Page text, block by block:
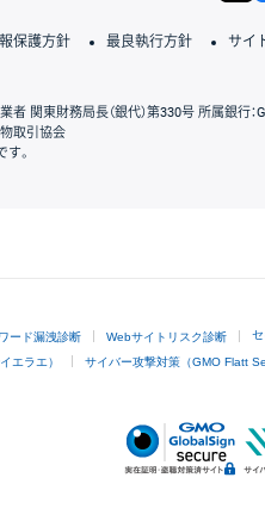
保護方針 最良執行方針 サイ
関東財務局長（銀代）第330号 所属銀行
取引協会
。
ード漏洩診断 Webサイトリスク診断
エラエ） サイバー攻撃対策（GMO Flatt